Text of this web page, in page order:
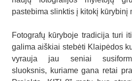
pastebima slinktis į kitokį kūrybinį
Fotografų kūryboje tradicija turi
galima aiškiai stebėti Klaipėdos
vyrauja jau seniai
sluoksnis, kuriame gana retai